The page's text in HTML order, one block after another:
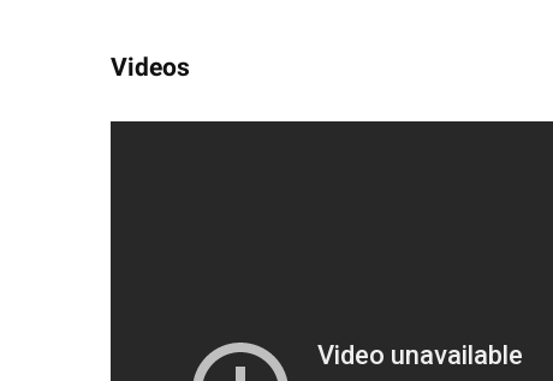
Videos